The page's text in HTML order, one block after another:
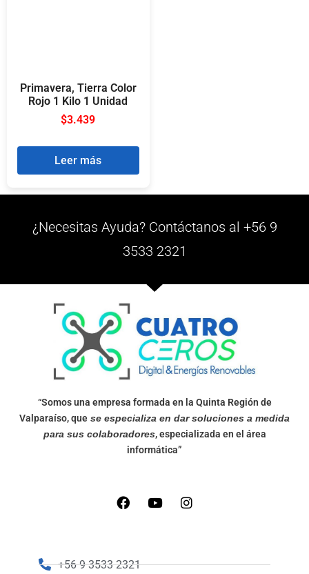
Primavera, Tierra Color
Rojo 1 Kilo 1 Unidad
$3.439
Leer más
¿Necesitas Ayuda? Contáctanos al +56 9
3533 2321
“Somos una empresa formada en la Quinta Región de
Valparaíso, que se especializa en dar soluciones a medida
para sus colaboradores, especializada en el área
informática”
+56 9 3533 2321